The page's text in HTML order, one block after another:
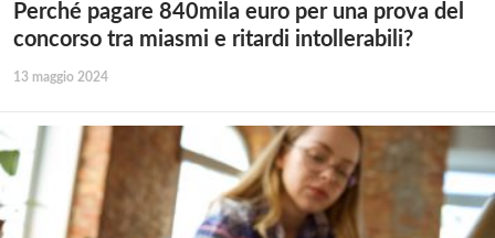
Perché pagare 840mila euro per una prova del
concorso tra miasmi e ritardi intollerabili?
13 maggio 2024